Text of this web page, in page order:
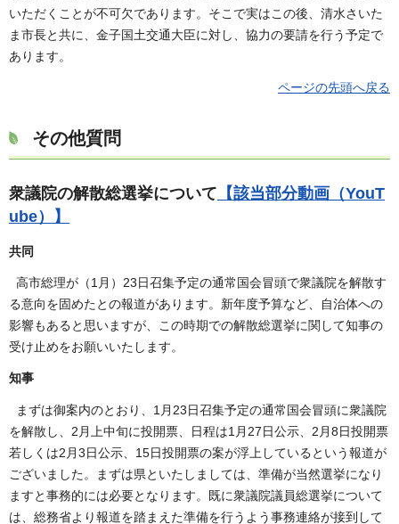
いただくことが不可欠であります。そこで実はこの後、清水さいた
ま市長と共に、金子国土交通大臣に対し、協力の要請を行う予定で
あります。
ページの先頭へ戻る
その他質問
衆議院の解散総選挙について 【該当部分動画（YouT
ube）】
共同
高市総理が（1月）23日召集予定の通常国会冒頭で衆議院を解散す
る意向を固めたとの報道があります。新年度予算など、自治体への
影響もあると思いますが、この時期での解散総選挙に関して知事の
受け止めをお願いいたします。
知事
まずは御案内のとおり、1月23日召集予定の通常国会冒頭に衆議院
を解散し、2月上中旬に投開票、日程は1月27日公示、2月8日投開票
若しくは2月3日公示、15日投開票の案が浮上しているという報道が
ございました。まずは県といたしましては、準備が当然選挙になり
ますと事務的には必要となります。既に衆議院議員総選挙について
は、総務省より報道を踏まえた準備を行うよう事務連絡が接到して